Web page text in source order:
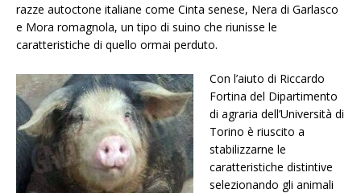
razze autoctone italiane come Cinta senese, Nera di Garlasco
e Mora romagnola, un tipo di suino che riunisse le
caratteristiche di quello ormai perduto.
Con l’aiuto di Riccardo
Fortina del Dipartimento
di agraria dell’Università di
Torino è riuscito a
stabilizzarne le
caratteristiche distintive
selezionando gli animali